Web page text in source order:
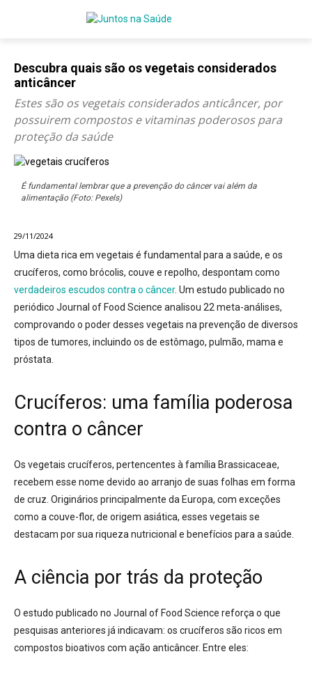
Descubra quais são os vegetais considerados
anticâncer
Estes são os vegetais considerados anticâncer, por
possuirem compostos e vitaminas poderosos para
proteção da saúde
É fundamental lembrar que a prevenção do câncer vai além da
alimentação (Foto: Pexels)
29/11/2024
Uma dieta rica em vegetais é fundamental para a saúde, e os
crucíferos, como brócolis, couve e repolho, despontam como
verdadeiros escudos contra o câncer. Um estudo publicado no
periódico Journal of Food Science analisou 22 meta-análises,
comprovando o poder desses vegetais na prevenção de diversos
tipos de tumores, incluindo os de estômago, pulmão, mama e
próstata
Crucíferos: uma família poderosa
contra o câncer
Os vegetais crucíferos, pertencentes à família Brassicaceae,
recebem esse nome devido ao arranjo de suas folhas em forma
de cruz . Originários principalmente da Europa, com exceções
como a couve-flor, de origem asiática, esses vegetais se
destacam por sua riqueza nutricional e benefícios para a saúde
A ciência por trás da proteção
O estudo publicado no Journal of Food Science reforça o que
pesquisas anteriores já indicavam: os crucíferos são ricos em
compostos bioativos com ação anticâncer. Entre eles: